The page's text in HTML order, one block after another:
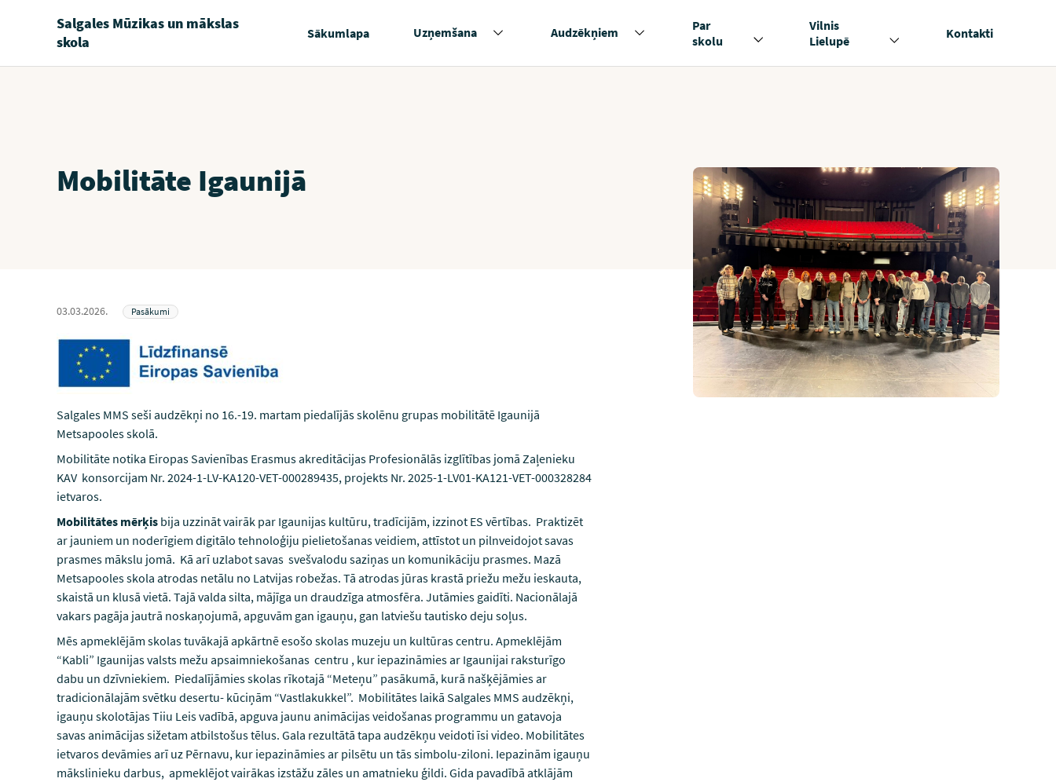
Salgales Mūzikas un mākslas
skola
Sākumlapa Uzņemšana Audzēkņiem
Par
skolu
Vilnis
Lielupē
Kontakti
Mobilitāte Igaunijā
03.03.2026. Pasākumi
Salgales MMS seši audzēkņi no 16.-19. martam piedalījās skolēnu grupas mobilitātē Igaunijā
Metsapooles skolā.
Mobilitāte notika Eiropas Savienības Erasmus akreditācijas Profesionālās izglītības jomā Zaļenieku
KAV konsorcijam Nr. 2024-1-LV-KA120-VET-000289435, projekts Nr. 2025-1-LV01-KA121-VET-000328284
ietvaros.
Mobilitātes mērķis bija uzzināt vairāk par Igaunijas kultūru, tradīcijām, izzinot ES vērtības. Praktizēt
ar jauniem un noderīgiem digitālo tehnoloģiju pielietošanas veidiem, attīstot un pilnveidojot savas
prasmes mākslu jomā. Kā arī uzlabot savas svešvalodu saziņas un komunikāciju prasmes. Mazā
Metsapooles skola atrodas netālu no Latvijas robežas. Tā atrodas jūras krastā priežu mežu ieskauta,
skaistā un klusā vietā. Tajā valda silta, mājīga un draudzīga atmosfēra. Jutāmies gaidīti. Nacionālajā
vakars pagāja jautrā noskaņojumā, apguvām gan igauņu, gan latviešu tautisko deju soļus.
Mēs apmeklējām skolas tuvākajā apkārtnē esošo skolas muzeju un kultūras centru. Apmeklējām
“Kabli” Igaunijas valsts mežu apsaimniekošanas centru , kur iepazināmies ar Igaunijai raksturīgo
dabu un dzīvniekiem. Piedalījāmies skolas rīkotajā “Meteņu” pasākumā, kurā našķējāmies ar
tradicionālajām svētku desertu- kūciņām “Vastlakukkel”. Mobilitātes laikā Salgales MMS audzēkņi,
igauņu skolotājas Tiiu Leis vadībā, apguva jaunu animācijas veidošanas programmu un gatavoja
savas animācijas sižetam atbilstošus tēlus. Gala rezultātā tapa audzēkņu veidoti īsi video. Mobilitātes
ietvaros devāmies arī uz Pērnavu, kur iepazināmies ar pilsētu un tās simbolu-ziloni. Iepazinām igauņu
mākslinieku darbus, apmeklējot vairākas izstāžu zāles un amatnieku ģildi. Gida pavadībā atklājām